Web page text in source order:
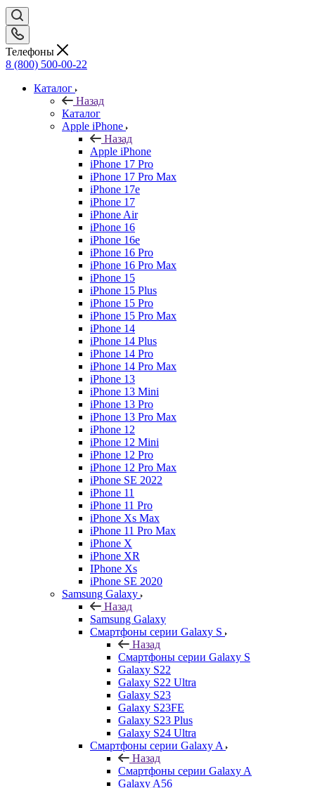
Телефоны
8 (800) 500-00-22
Каталог
Назад
Каталог
Apple iPhone
Назад
Apple iPhone
iPhone 17 Pro
iPhone 17 Pro Max
iPhone 17e
iPhone 17
iPhone Air
iPhone 16
iPhone 16e
iPhone 16 Pro
iPhone 16 Pro Max
iPhone 15
iPhone 15 Plus
iPhone 15 Pro
iPhone 15 Pro Max
iPhone 14
iPhone 14 Plus
iPhone 14 Pro
iPhone 14 Pro Max
iPhone 13
iPhone 13 Mini
iPhone 13 Pro
iPhone 13 Pro Max
iPhone 12
iPhone 12 Mini
iPhone 12 Pro
iPhone 12 Pro Max
iPhone SE 2022
iPhone 11
iPhone 11 Pro
iPhone Xs Max
iPhone 11 Pro Max
iPhone X
iPhone XR
IPhone Xs
iPhone SE 2020
Samsung Galaxy
Назад
Samsung Galaxy
Смартфоны серии Galaxy S
Назад
Смартфоны серии Galaxy S
Galaxy S22
Galaxy S22 Ultra
Galaxy S23
Galaxy S23FE
Galaxy S23 Plus
Galaxy S24 Ultra
Смартфоны серии Galaxy A
Назад
Смартфоны серии Galaxy A
Galaxy A56